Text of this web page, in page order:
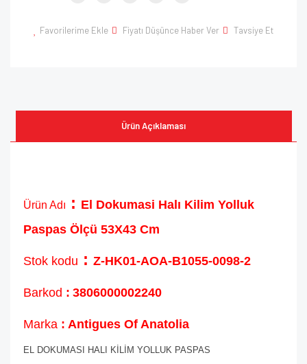
Favorilerime Ekle Fiyatı Düşünce Haber Ver Tavsiye Et
Ürün Açıklaması
Ürün Adı : El Dokumasi Halı Kilim Yolluk
Paspas Ölçü 53X43 Cm
Stok kodu : Z-HK01-AOA-B1055-0098-2
Barkod : 3806000002240
Marka : Antigues Of Anatolia
EL DOKUMASI HALI KİLİM YOLLUK PASPAS